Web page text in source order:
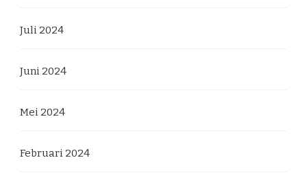
Juli 2024
Juni 2024
Mei 2024
Februari 2024